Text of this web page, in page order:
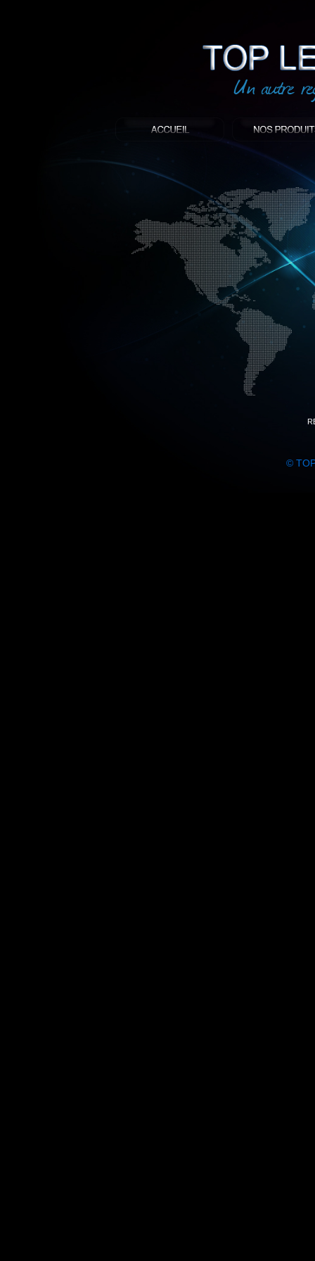
©
: Top led world
Produit décoratif led
Objet publicitaire led
éclairage blanc led
Enseigne publicitaire
Fabriquant et distributeur français
gamme à base de LED.
led, Topledworld, top led world, top
économie énergie, edf, lumière,